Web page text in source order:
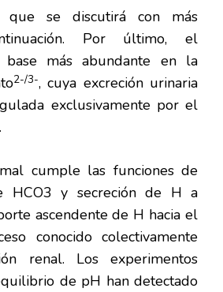
que se discutirá con más
Por último, el
más abundante en la
2-/3-, cuya excreción urinaria
exclusivamente por el
cumple las funciones de
HCO3 y secreción de H a
ascendente de H hacia el
conocido colectivamente
renal. Los experimentos
de pH han detectado